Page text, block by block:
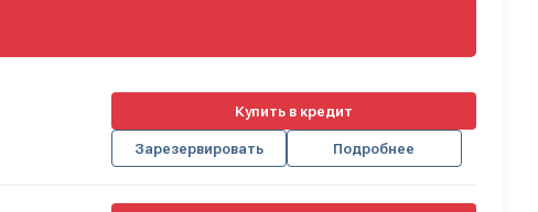
Купить в кредит
Зарезервировать Подробнее